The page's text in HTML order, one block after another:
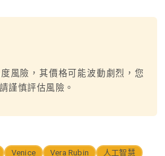
風險，其價格可能波動劇烈，您
謹慎評估風險。
Venice Vera Rubin
人工智慧